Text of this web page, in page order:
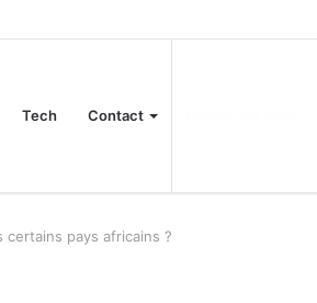
Tech Contact
pays africains ?